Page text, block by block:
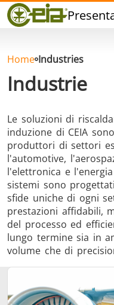
Qualità
Eventi
FAQ
Brasatura ad
Induzione
Brasatura
Alluminio
Home Industries
Industrie
Le soluzioni di
induzione di CEIA
produttori di settori
l'automotive,
l'elettronica e
sistemi sono
sfide uniche di ogni
prestazioni affidabili,
del processo ed
lungo termine sia in
volume che di